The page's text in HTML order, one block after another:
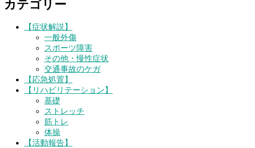
カテゴリー
【症状解説】
一般外傷
スポーツ障害
その他・慢性症状
交通事故のケガ
【応急処置】
【リハビリテーション】
基礎
ストレッチ
筋トレ
体操
【活動報告】